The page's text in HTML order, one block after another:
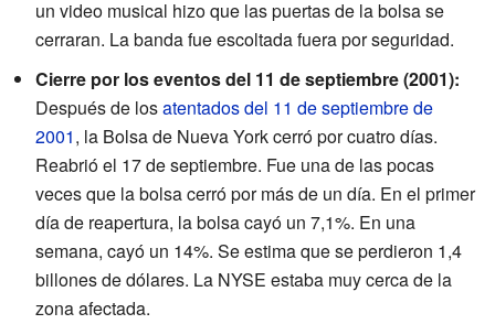
un video musical hizo que las puertas de la bolsa se
cerraran. La banda fue escoltada fuera por seguridad.
Cierre por los eventos del 11 de septiembre (2001):
Después de losatentados del 11 de septiembre de
2001, la Bolsa de Nueva York cerró por cuatro días.
Reabrió el 17 de septiembre. Fue una de las pocas
veces que la bolsa cerró por más de un día. En el primer
día de reapertura, la bolsa cayó un 7,1%. En una
semana, cayó un 14%. Se estima que se perdieron 1,4
billones de dólares. La NYSE estaba muy cerca de la
zona afectada.